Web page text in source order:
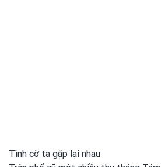
Tình cờ ta gặp lại nhau